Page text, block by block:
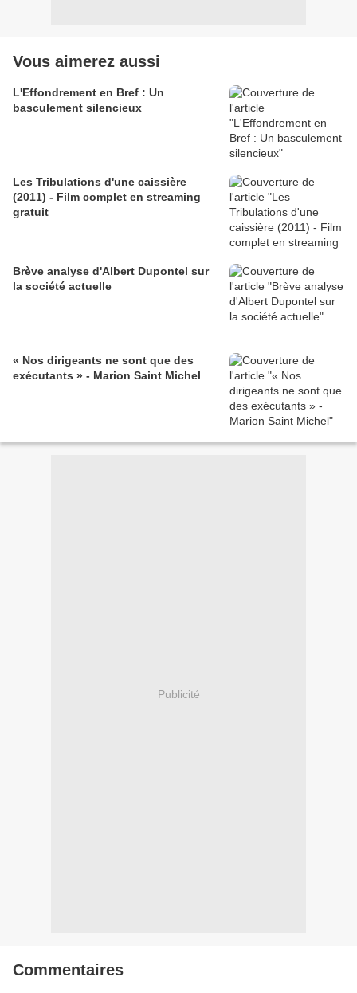
Vous aimerez aussi
L'Effondrement en Bref : Un
basculement silencieux
Les Tribulations d'une caissière
(2011) - Film complet en streaming
gratuit
Brève analyse d'Albert Dupontel sur
la société actuelle
« Nos dirigeants ne sont que des
exécutants » - Marion Saint Michel
Publicité
Commentaires